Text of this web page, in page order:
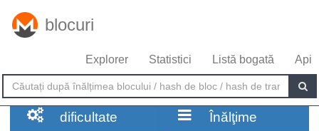
blocuri
Explorer Statistici Listă bogată Api
dificultate Înălţime